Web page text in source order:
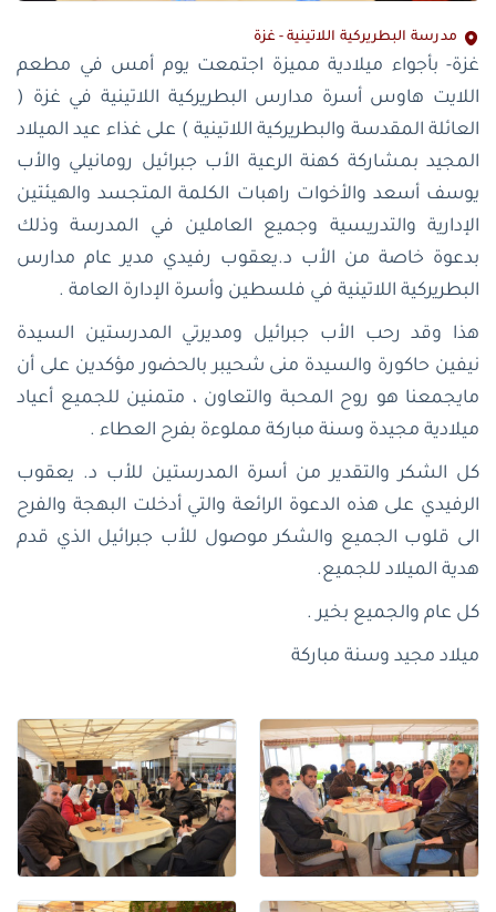
مدرسة البطريركية اللاتينية - غزة
غزة- بأجواء ميلادية مميزة اجتمعت يوم أمس في مطعم
اللايت هاوس أسرة مدارس البطريركية اللاتينية في غزة (
العائلة المقدسة والبطريركية اللاتينية ) على غذاء عيد الميلاد
المجيد بمشاركة كهنة الرعية الأب جبرائيل رومانيلي والأب
يوسف أسعد والأخوات راهبات الكلمة المتجسد والهيئتين
الإدارية والتدريسية وجميع العاملين في المدرسة وذلك
بدعوة خاصة من الأب د.يعقوب رفيدي مدير عام مدارس
البطريركية اللاتينية في فلسطين وأسرة الإدارة العامة .
هذا وقد رحب الأب جبرائيل ومديرتي المدرستين السيدة
نيفين حاكورة والسيدة منى شحيبر بالحضور مؤكدين على أن
مايجمعنا هو روح المحبة والتعاون ، متمنين للجميع أعياد
ميلادية مجيدة وسنة مباركة مملوءة بفرح العطاء .
كل الشكر والتقدير من أسرة المدرستين للأب د. يعقوب
الرفيدي على هذه الدعوة الرائعة والتي أدخلت البهجة والفرح
الى قلوب الجميع والشكر موصول للأب جبرائيل الذي قدم
هدية الميلاد للجميع.
كل عام والجميع بخير .
ميلاد مجيد وسنة مباركة